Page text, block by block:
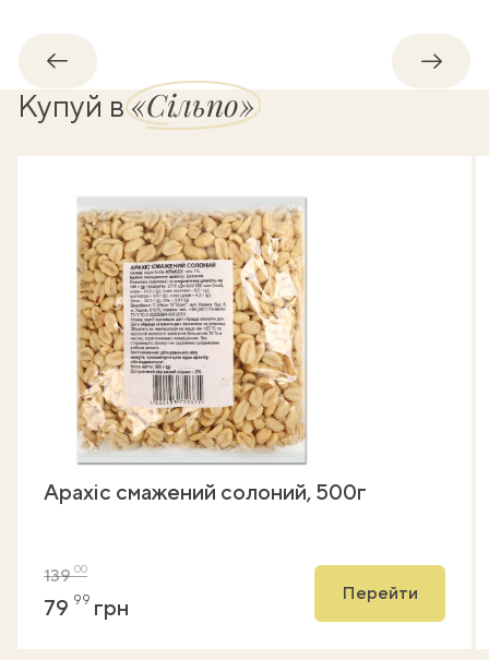
Назад
Купуй в«Сільпо»
Арахіс смажений солоний, 500г
13900
79 99 грн
Перейти